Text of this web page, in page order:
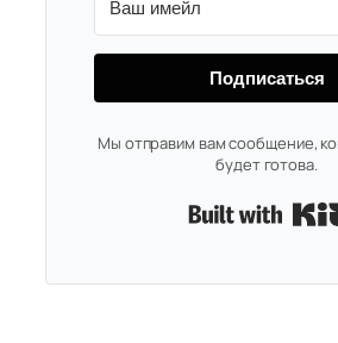
Подписаться
Мы отправим вам сообщение,
будет готова.